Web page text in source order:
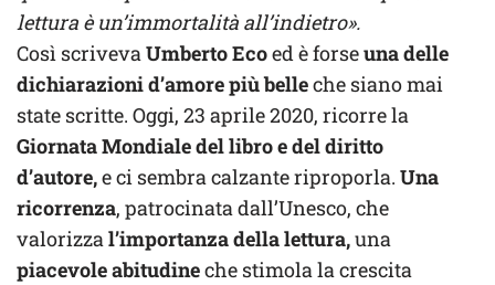
lettura è un’immortalità all’indietro».
Così scrivevaUmberto Ecoed è forseuna delle
dichiarazioni d’amore più belleche siano mai
state scritte. Oggi, 23 aprile 2020, ricorre la
Giornata Mondiale del libro e del diritto
d’autore,e ci sembra calzante riproporla. Una
ricorrenza, patrocinata dall’Unesco, che
valorizzal’importanza della lettura,una
piacevole abitudineche stimola la crescita